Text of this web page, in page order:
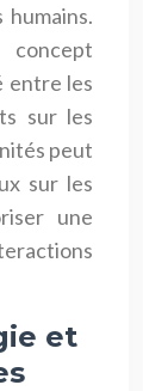
entre les
sur les
peut
sur les
une
et